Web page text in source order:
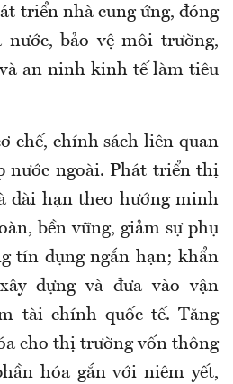
triển nhà cung ứng, đóng
nước, bảo vệ môi trường,
an ninh kinh tế làm tiêu
chế, chính sách liên quan
nước ngoài. Phát triển thị
dài hạn theo hướng minh
bền vững, giảm sự phụ
tín dụng ngắn hạn; khẩn
dựng và đưa vào vận
tài chính quốc tế. Tăng
cho thị trường vốn thông
hóa gắn với niêm yết,